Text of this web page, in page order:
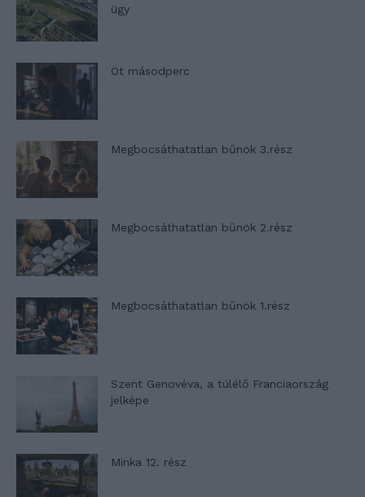
ügy
Öt másodperc
Megbocsáthatatlan bűnök 3.rész
Megbocsáthatatlan bűnök 2.rész
Megbocsáthatatlan bűnök 1.rész
Szent Genovéva, a túlélő Franciaország
jelképe
Minka 12. rész